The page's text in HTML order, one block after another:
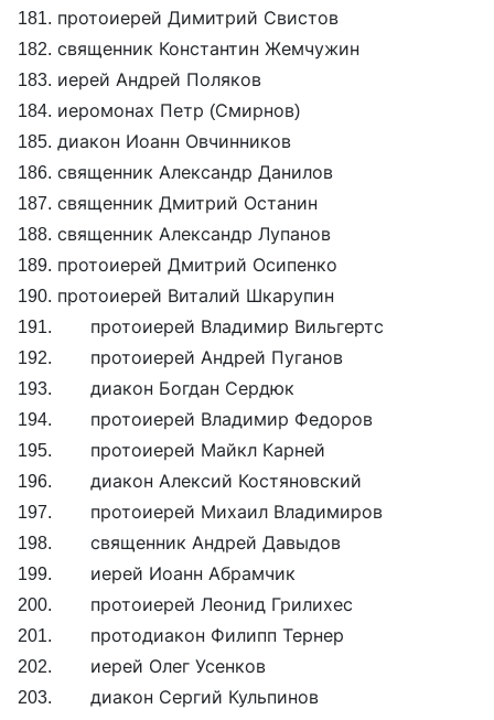
181. протоиерей Димитрий Свистов
182. священник Константин Жемчужин
183. иерей Андрей Поляков
184. иеромонах Петр (Смирнов)
185. диакон Иоанн Овчинников
186. священник Александр Данилов
187. священник Дмитрий Останин
188. священник Александр Лупанов
189. протоиерей Дмитрий Осипенко
190. протоиерей Виталий Шкарупин
191. протоиерей Владимир Вильгертс
192. протоиерей Андрей Пуганов
193. диакон Богдан Сердюк
194. протоиерей Владимир Федоров
195. протоиерей Майкл Карней
196. диакон Алексий Костяновский
197. протоиерей Михаил Владимиров
198. священник Андрей Давыдов
199. иерей Иоанн Абрамчик
200. протоиерей Леонид Грилихес
201. протодиакон Филипп Тернер
202. иерей Олег Усенков
203. диакон Сергий Кульпинов